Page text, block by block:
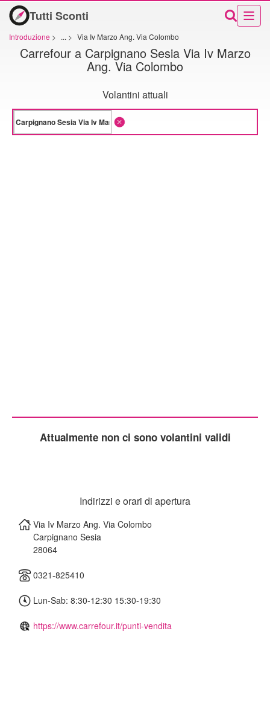
Tutti Sconti
Introduzione > ... > Via Iv Marzo Ang. Via Colombo
Carrefour a Carpignano Sesia Via Iv Marzo
Ang. Via Colombo
Volantini attuali
Attualmente non ci sono volantini validi
Indirizzi e orari di apertura
Via Iv Marzo Ang. Via Colombo
Carpignano Sesia
28064
0321-825410
Lun-Sab: 8:30-12:30 15:30-19:30
https://www.carrefour.it/punti-vendita